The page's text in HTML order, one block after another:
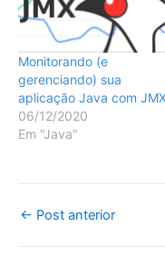
Monitorando (e
gerenciando) sua
aplicação Java com
06/12/2020
Em "Java"
Post
← Post anterior